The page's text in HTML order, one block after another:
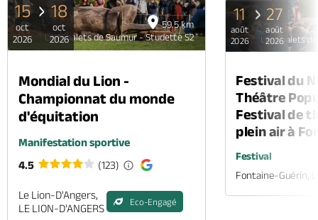
59.5 km
Les Chalets de Saumur - Studette S2
15
oct
2026
18
oct
2026
Mondial du Lion -
Championnat du monde
d'équitation
Manifestation sportive
4.5
(123)
Le Lion-D'Angers,
LE LION-D'ANGERS
Eco-Engagé
Les Chalets
11
août
2026
27
août
2026
Festival du
Théâtre
Festival de
plein air à
Festival
Fontaine-Guérin,